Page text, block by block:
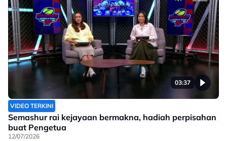
03:37
VIDEO TERKINI
Semashur rai kejayaan bermakna, hadiah perpisahan
buat Pengetua
12/07/2026